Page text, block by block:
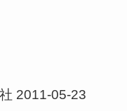
2011-05-23